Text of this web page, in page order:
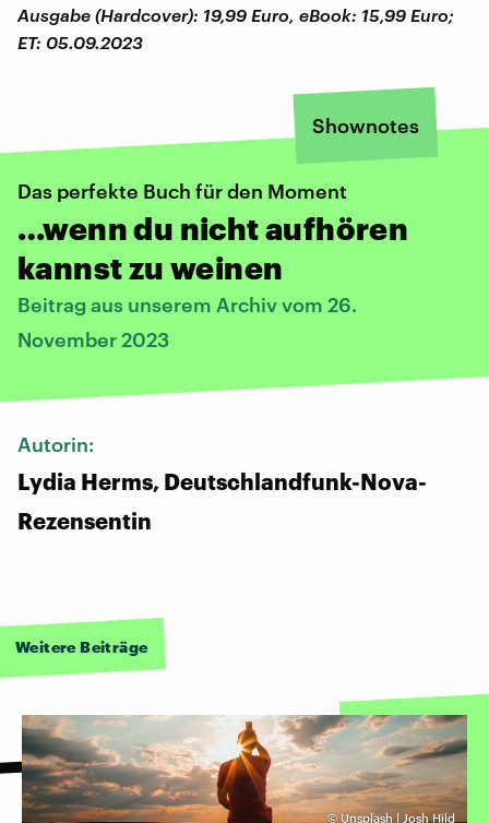
Ausgabe (Hardcover): 19,99 Euro, eBook: 15,99 Euro;
ET: 05.09.2023
Shownotes
Das perfekte Buch für den Moment
…wenn du nicht aufhören
kannst zu weinen
Beitrag aus unserem Archiv vom 26.
November 2023
Autorin:
Lydia Herms, Deutschlandfunk-Nova-
Rezensentin
Weitere Beiträge
©Unsplash | Josh Hild